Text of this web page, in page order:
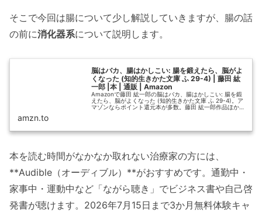
そこで今回は腸について少し解説していきますが、腸の話
の前に消化器系について説明します。
脳はバカ、腸はかしこい: 腸を鍛えたら、脳がよ
くなった (知的生きかた文庫 ふ 29-4) | 藤田 紘
一郎 |本 | 通販 | Amazon
Amazonで藤田 紘一郎の脳はバカ、腸はかしこい: 腸を鍛
えたら、脳がよくなった (知的生きかた文庫 ふ 29-4)。ア
マゾンならポイント還元本が多数。藤田 紘一郎作品ほか、
amzn.to
本を読む時間がなかなか取れない治療家の方には、
**Audible（オーディブル）**がおすすめです。通勤中・
家事中・運動中など「ながら聴き」でビジネス書や自己啓
発書が聴けます。2026年7月15日まで3か月無料体験キャ